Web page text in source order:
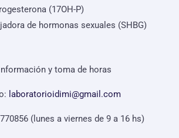
(17OH-P)
de hormonas sexuales (SHBG)
y toma de horas
laboratorioidimi@gmail.com
(lunes a viernes de 9 a 16 hs)